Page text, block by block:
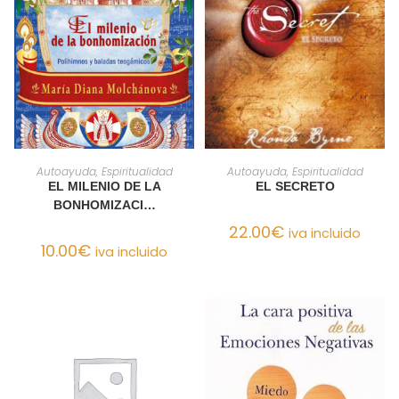
AÑADIR AL CARRITO
Autoayuda, Espiritualidad
EL MILENIO DE LA
BONHOMIZACI…
10.00€ iva incluido
AÑADIR AL CARRITO
Autoayuda, Espiritualidad
EL SECRETO
22.00€ iva incluido